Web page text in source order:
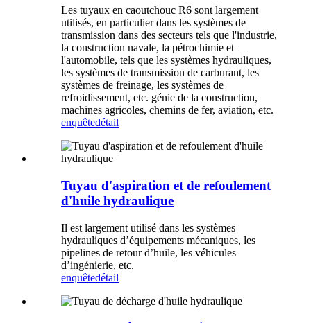
Les tuyaux en caoutchouc R6 sont largement
utilisés, en particulier dans les systèmes de
transmission dans des secteurs tels que l'industrie,
la construction navale, la pétrochimie et
l'automobile, tels que les systèmes hydrauliques,
les systèmes de transmission de carburant, les
systèmes de freinage, les systèmes de
refroidissement, etc. génie de la construction,
machines agricoles, chemins de fer, aviation, etc.
enquêtedétail
Tuyau d'aspiration et de refoulement
d'huile hydraulique
Il est largement utilisé dans les systèmes
hydrauliques d’équipements mécaniques, les
pipelines de retour d’huile, les véhicules
d’ingénierie, etc.
enquêtedétail